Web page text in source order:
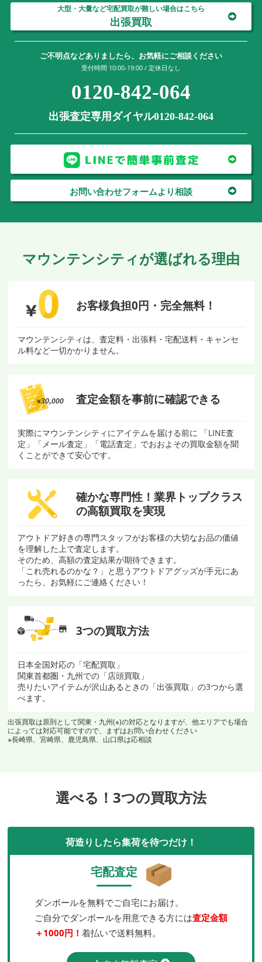
大型・大量など宅配買取が難しい場合はこちら
出張買取
ご不明点などありましたら、お気軽にご相談ください
受付時間 10:00-19:00 / 定休日なし
0120-842-064
出張査定専用ダイヤル0120-842-064
お問い合わせフォームより相談
マウンテンシティが選ばれる理由
お客様負担0円・ 完全無料！
マウンテンシティは、査定料・出張料・宅配送料・キャンセ
ル料など一切かかりません。
査定金額を事前に確認できる
実際にマウンテンシティにアイテムを届ける前に 「LINE査
定」「メール査定」「電話査定」でおおよその買取金額を聞
くことができて安心です。
確かな専門性！ 業界トップクラス
の高額買取を実現
アウトドア好きの専門スタッフがお客様の大切なお品の価値
を理解した上で査定します。
そのため、高額の査定結果が期待できます。
「これ売れるのかな？」と思うアウトドアグッズが手元にあ
ったら、お気軽にご連絡ください！
3つの買取方法
日本全国対応の「宅配買取」
関東首都圏・九州での「店頭買取」
売りたいアイテムが沢山あるときの「出張買取」の3つから選
べます。
出張買取は原則として関東・九州(※)の対応となりますが、他エリアでも場合
によっては対応可能ですので、まずはお問い合わせください
※長崎県、宮崎県、鹿児島県、山口県は応相談
選べる！3つの買取方法
荷造りしたら集荷を待つだけ！
宅配査定
ダンボールを無料でご自宅にお届け。
ご自分でダンボールを用意できる方には査定金額
＋1000円！ 着払いで送料無料。